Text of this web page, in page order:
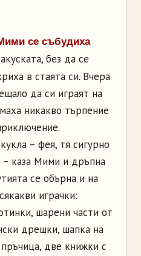
се събудиха
без да се
в стаята си. Вчера
да си играят на
никакво търпение
– фея, тя сигурно
– каза Мими и дръпна
се обърна и на
играчки:
шарени части от
дрешки, шапка на
две книжки с